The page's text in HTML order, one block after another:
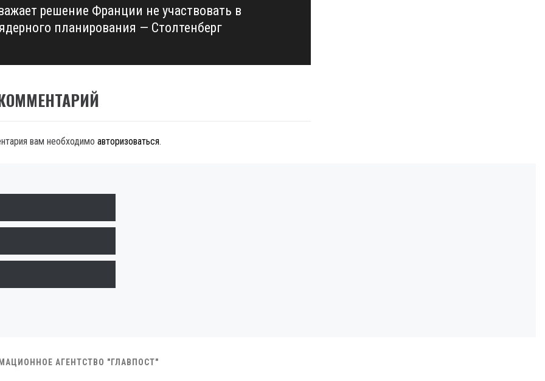
решение Франции не участвовать в
планирования — Столтенберг
вам необходимо авторизоваться.
АГЕНТСТВО "ГЛАВПОСТ"